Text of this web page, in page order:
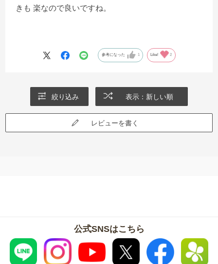
きも 楽なので良いですね。
参考になった 1 Like! 2
絞り込み 表示：新しい順
レビューを書く
公式SNSはこちら